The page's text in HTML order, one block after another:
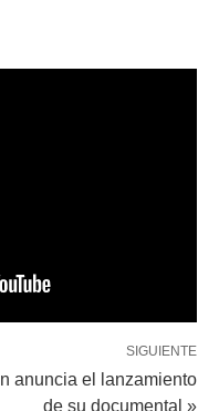
SIGUIENTE
anuncia el lanzamiento
de su documental »